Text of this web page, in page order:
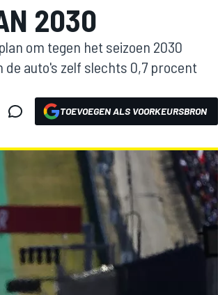
2030
om tegen het seizoen 2030
auto's zelf slechts 0,7 procent
TOEVOEGEN ALS VOORKEURSBRON